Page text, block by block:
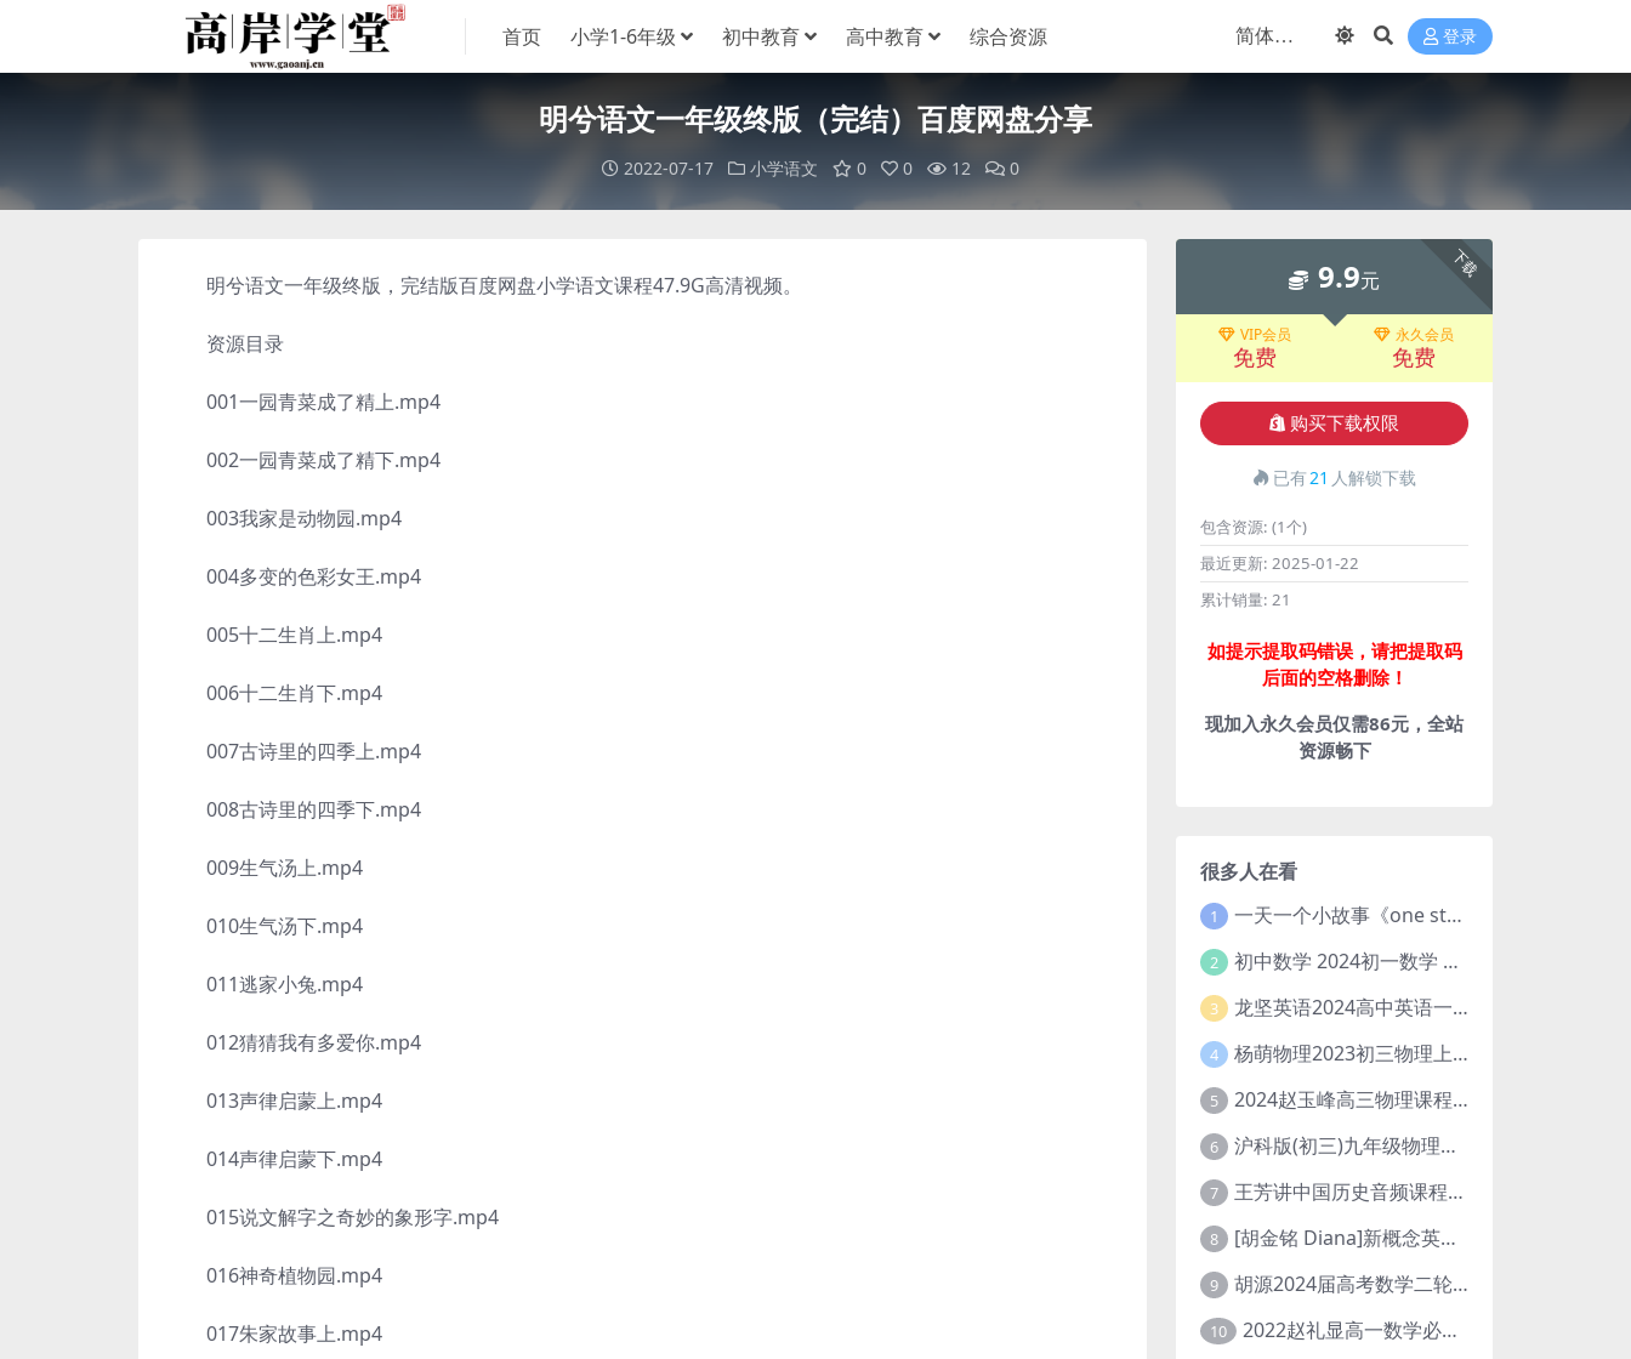
首页 小学1-6年级 初中教育 高中教育 综合资源 登录
明兮语文一年级终版（完结）百度网盘分享
2022-07-17 小学语文 0 0 12 0
明兮语文一年级终版，完结版百度网盘小学语文课程47.9G高清视频。
资源目录
001一园青菜成了精上.mp4
002一园青菜成了精下.mp4
003我家是动物园.mp4
004多变的色彩女王.mp4
005十二生肖上.mp4
006十二生肖下.mp4
007古诗里的四季上.mp4
008古诗里的四季下.mp4
009生气汤上.mp4
010生气汤下.mp4
011逃家小兔.mp4
012猜猜我有多爱你.mp4
013声律启蒙上.mp4
014声律启蒙下.mp4
015说文解字之奇妙的象形字.mp4
016神奇植物园.mp4
017朱家故事上.mp4
下载
9.9元
VIP会员
免费
永久会员
免费
购买下载权限
已有21 人解锁下载
包含资源: (1个)
最近更新: 2025-01-22
累计销量: 21
如提示提取码错误，请把提取码
后面的空格删除！
现加入永久会员仅需86元，全站
资源畅下
很多人在看
1 一天一个小故事《one story a day》初中版 百度网盘分享下载
2 初中数学 2024初一数学 朱韬数学 S班春季下 A+班春季下 百度云网盘
3 龙坚英语2024高中英语一轮系统班(全国卷+北京卷)
4 杨萌物理2023初三物理上秋季A+班(视频+讲义) 百度网盘分享
5 2024赵玉峰高三物理课程24年高考物理一轮复习网课教程
6 沪科版(初三)九年级物理全一册网课教学视频全集(录播版 杜春雨 66讲)
7 王芳讲中国历史音频课程全集(上下五千年)
8 [胡金铭 Diana]新概念英语第1册教学视频课程(全集 百度网盘下载)
9 胡源2024届高考数学二轮寒假春季精讲 百度网盘分享
10 2022赵礼显高一数学必修一课程视频资源(秋季班 含讲义)百度网盘云